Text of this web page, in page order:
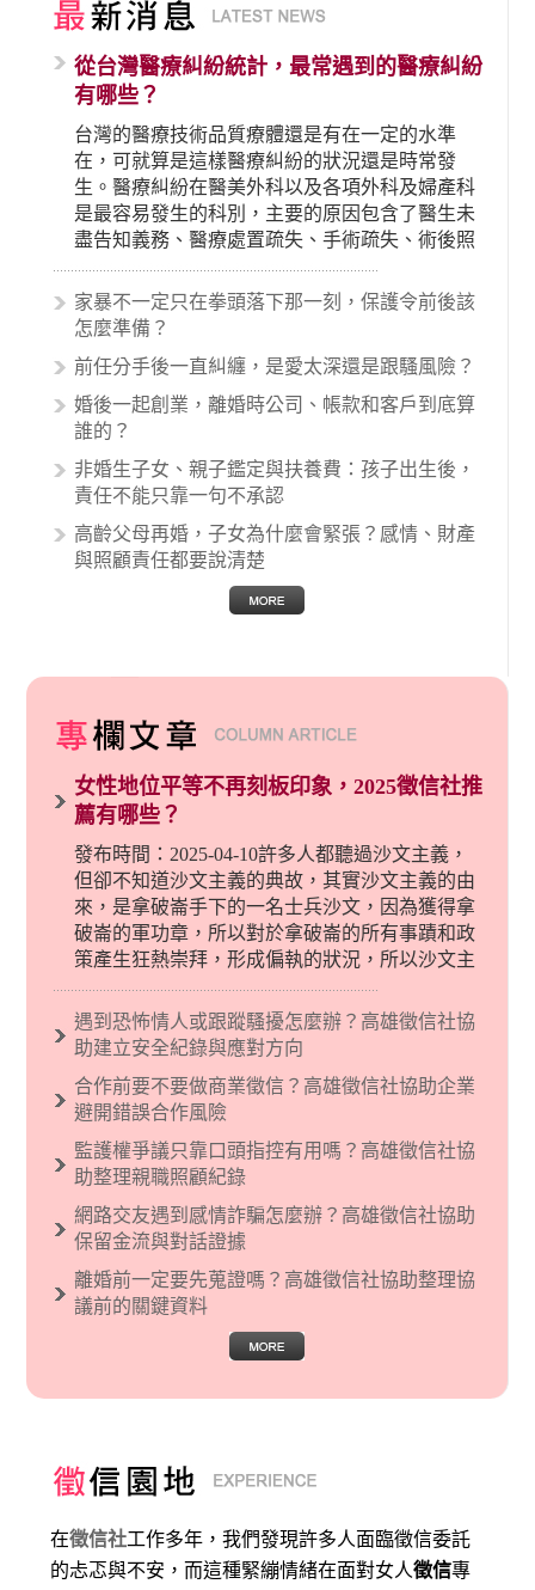
從台灣醫療糾紛統計，最常遇到的醫療糾紛
有哪些？
台灣的醫療技術品質療體還是有在一定的水準
在，可就算是這樣醫療糾紛的狀況還是時常發
生。醫療糾紛在醫美外科以及各項外科及婦產科
是最容易發生的科別，主要的原因包含了醫生未
盡告知義務、醫療處置疏失、手術疏失、術後照
顧失當、醫療費用的收取。雖然醫學進步，但醫
生與病患之間引起的糾紛還是經常發生。很多案
例中最後都走向訴訟流程，我們如果不幸遇到相
的內容其實非常多，有些案例…
家暴不一定只在拳頭落下那一刻，保護令前後該
怎麼準備？
前任分手後一直糾纏，是愛太深還是跟騷風險？
婚後一起創業，離婚時公司、帳款和客戶到底算
誰的？
非婚生子女、親子鑑定與扶養費：孩子出生後，
責任不能只靠一句不承認
高齡父母再婚，子女為什麼會緊張？感情、財產
與照顧責任都要說清楚
女性地位平等不再刻板印象，2025徵信社推
薦有哪些？
發布時間：2025-04-10許多人都聽過沙文主義，
但卻不知道沙文主義的典故，其實沙文主義的由
來，是拿破崙手下的一名士兵沙文，因為獲得拿
破崙的軍功章，所以對於拿破崙的所有事蹟和政
策產生狂熱崇拜，形成偏執的狀況，所以沙文主
義後來就被拿來暗指偏見和歧視，而且有沙文主
義傾向的人，通常對於自己的國家和民族有超強
烈的卓越感，因而瞧不起其他國家的人，所以沙
現了男性沙文…
遇到恐怖情人或跟蹤騷擾怎麼辦？高雄徵信社協
助建立安全紀錄與應對方向
合作前要不要做商業徵信？高雄徵信社協助企業
避開錯誤合作風險
監護權爭議只靠口頭指控有用嗎？高雄徵信社協
助整理親職照顧紀錄
網路交友遇到感情詐騙怎麼辦？高雄徵信社協助
保留金流與對話證據
離婚前一定要先蒐證嗎？高雄徵信社協助整理協
議前的關鍵資料
在徵信社工作多年，我們發現許多人面臨徵信委託
的忐忑與不安，而這種緊繃情緒在面對女人徵信專